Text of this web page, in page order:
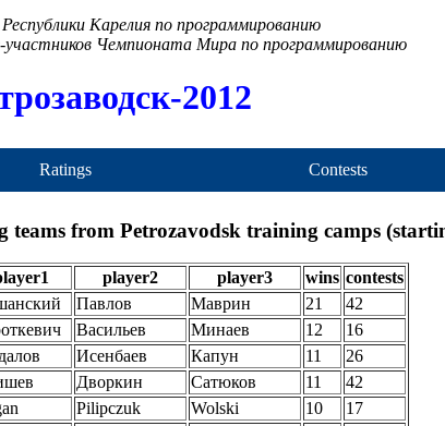
Карелия по программированию
участников Чемпионата Мира по программированию
2012
Ratings Contests
teams from Petrozavodsk training camps
player2 player3 wins contests
Павлов Маврин 21
42
Васильев Минаев 12
16
Исенбаев Капун 11
26
Дворкин Cатюков 11
42
Pilipczuk Wolski 10
17